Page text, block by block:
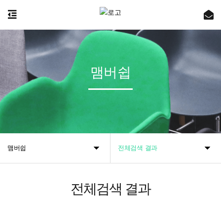
맴버쉽 전체검색 결과
맴버쉽
전체검색 결과